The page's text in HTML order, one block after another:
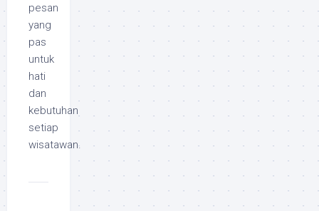
pesan
yang
pas
untuk
hati
dan
kebutuhan
setiap
wisatawan.